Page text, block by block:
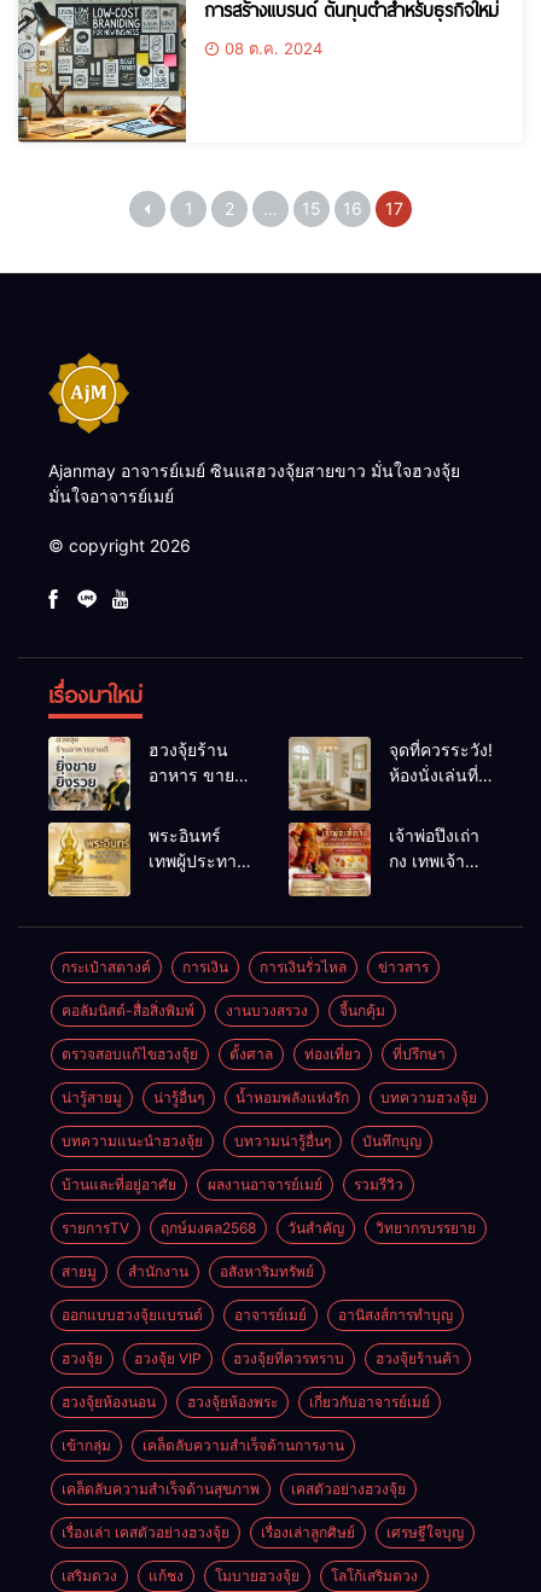
การสร้างแบรนด์ ต้นทุนต่ำสำหรับธุรกิจใหม่
08 ต.ค. 2024
1 2 … 15 16 17
Ajanmay อาจารย์เมย์ ซินแสฮวงจุ้ยสายขาว มั่นใจฮวงจุ้ย
มั่นใจอาจารย์เมย์
© copyright 2026
เรื่องมาใหม่
ฮวงจุ้ยร้าน
อาหาร ขายดี
เคล็ดลับปรับ
ดวง ปรับร้าน
ให้ลูกค้าแน่น
จุดที่ควรระวัง!
ห้องนั่งเล่นที่
พลังชีวิต
พระอินทร์
เทพผู้ประทาน
เจ้าพ่อปึงเถ่า
กง เทพเจ้า
กระเป๋าสตางค์ การเงิน การเงินรั่วไหล ข่าวสาร
คอลัมนิสต์-สื่อสิ่งพิมพ์ งานบวงสรวง จี้นกคุ้ม
ตรวจสอบแก้ไขฮวงจุ้ย ตั้งศาล ท่องเที่ยว ที่ปรึกษา
น่ารู้สายมู น่ารู้อื่นๆ น้ำหอมพลังแห่งรัก บทความฮวงจุ้ย
บทความแนะนำฮวงจุ้ย บทวามน่ารู้อื่นๆ บันทึกบุญ
บ้านและที่อยู่อาศัย ผลงานอาจารย์เมย์ รวมรีวิว
รายการTV ฤกษ์มงคล2568 วันสำคัญ วิทยากรบรรยาย
สายมู สำนักงาน อสังหาริมทรัพย์
ออกแบบฮวงจุ้ยแบรนด์ อาจารย์เมย์ อานิสงส์การทำบุญ
ฮวงจุ้ย ฮวงจุ้ย VIP ฮวงจุ้ยที่ควรทราบ ฮวงจุ้ยร้านค้า
ฮวงจุ้ยห้องนอน ฮวงจุ้ยห้องพระ เกี่ยวกับอาจารย์เมย์
เข้ากลุ่ม เคล็ดลับความสำเร็จด้านการงาน
เคล็ดลับความสำเร็จด้านสุขภาพ เคสตัวอย่างฮวงจุ้ย
เรื่องเล่า เคสตัวอย่างฮวงจุ้ย เรื่องเล่าลูกศิษย์ เศรษฐีใจบุญ
เสริมดวง แก้ชง โมบายฮวงจุ้ย โลโก้เสริมดวง